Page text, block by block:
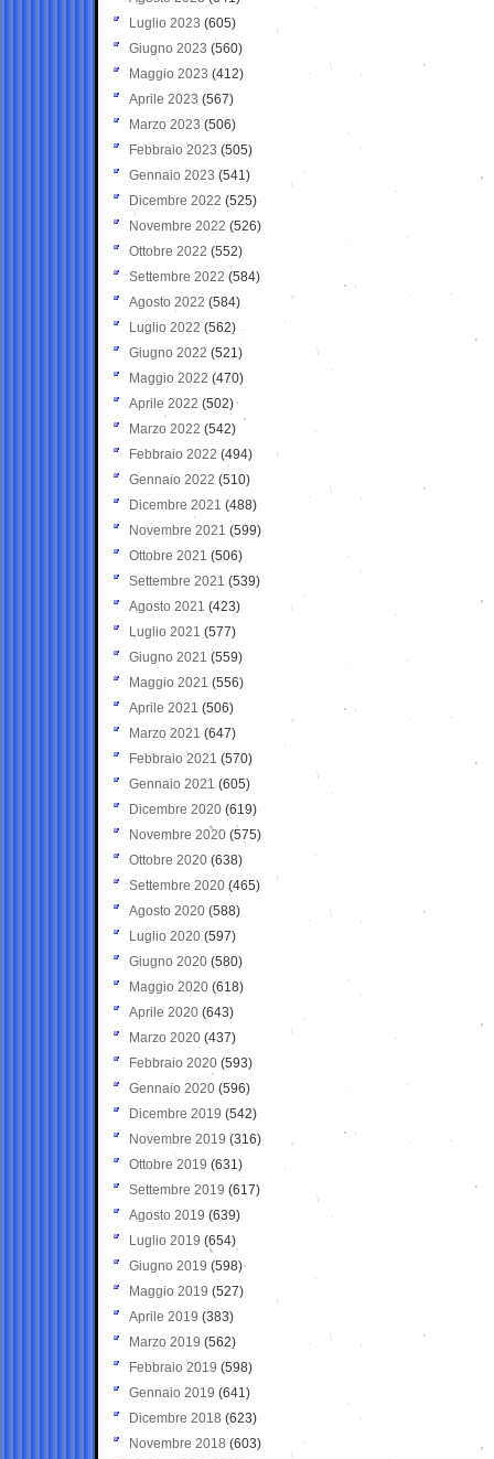
Luglio 2023 (605)
Giugno 2023 (560)
Maggio 2023 (412)
Aprile 2023 (567)
Marzo 2023 (506)
Febbraio 2023 (505)
Gennaio 2023 (541)
Dicembre 2022 (525)
Novembre 2022 (526)
Ottobre 2022 (552)
Settembre 2022 (584)
Agosto 2022 (584)
Luglio 2022 (562)
Giugno 2022 (521)
Maggio 2022 (470)
Aprile 2022 (502)
Marzo 2022 (542)
Febbraio 2022 (494)
Gennaio 2022 (510)
Dicembre 2021 (488)
Novembre 2021 (599)
Ottobre 2021 (506)
Settembre 2021 (539)
Agosto 2021 (423)
Luglio 2021 (577)
Giugno 2021(559)
Maggio 2021 (556)
Aprile 2021 (506)
Marzo 2021 (647)
Febbraio 2021 (570)
Gennaio 2021 (605)
Dicembre 2020 (619)
Novembre 2020 (575)
Ottobre 2020 (638)
Settembre 2020(465)
Agosto 2020 (588)
Luglio 2020 (597)
Giugno 2020 (580)
Maggio 2020 (618)
Aprile 2020 (643)
Marzo 2020 (437)
Febbraio 2020 (593)
Gennaio 2020 (596)
Dicembre 2019 (542)
Novembre 2019 (316)
Ottobre 2019 (631)
Settembre 2019 (617)
Agosto 2019 (639)
Luglio 2019 (654)
Giugno 2019 (598)
Maggio 2019 (527)
Aprile 2019 (383)
Marzo 2019 (562)
Febbraio 2019 (598)
Gennaio 2019 (641)
Dicembre 2018 (623)
Novembre 2018 (603)